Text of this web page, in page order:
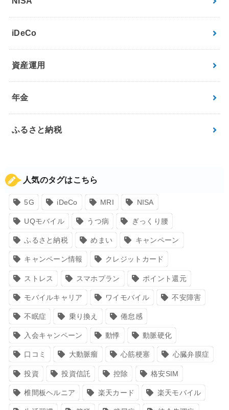
iDeCo
資産運用
年金
ふるさと納税
人気のタグはこちら
5G iDeCo MRI NISA
UQモバイル うつ病 ぎっくり腰
ふるさと納税 めまい キャンペーン
キャンペーン情報 クレジットカード
ストレス スマホプラン ポイント還元
モバイルキャリア ワイモバイル 不安障害
不眠症 乗り換え 倦怠感
入会キャンペーン 動悸 動脈硬化
口コミ 大動脈瘤 心筋梗塞 心臓弁膜症
投資 投資信託 控除 格安SIM
椎間板ヘルニア 楽天カード 楽天モバイル